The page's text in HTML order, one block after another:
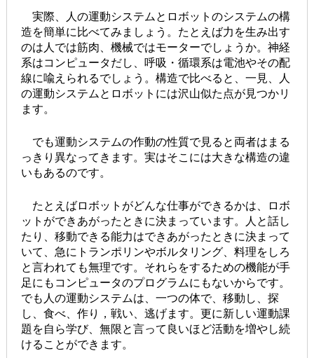
実際、人の運動システムとロボットのシステムの構
造を簡単に比べてみましょう。たとえば力を生み出す
のは人では筋肉、機械ではモーターでしょうか。神経
系はコンピュータだし、呼吸・循環系は電池やその配
線に喩えられるでしょう。構造で比べると、一見、人
の運動システムとロボットには沢山似た点が見つかリ
ます。
でも運動システムの作動の性質で見ると両者はまる
っきり異なってきます。実はそこには大きな構造の違
いもあるのです。
たとえばロボットがどんな仕事ができるかは、ロボ
ットができあがったときに決まっています。人と話し
たり、移動できる能力はできあがったときに決まって
いて、急にトランポリンやボルタリング、料理をしろ
と言われても無理です。それらをするための機能が手
足にもコンピュータのプログラムにもないからです。
でも人の運動システムは、一つの体で、移動し、探
し、食べ、作り，戦い、逃げます。更に新しい運動課
題を自ら学び、無限と言って良いほど活動を増やし続
けることができます。